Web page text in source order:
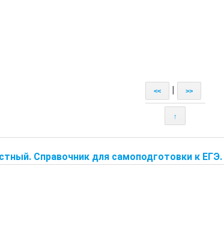
<< >>
↑
Справочник для самоподготовки к ЕГЭ.